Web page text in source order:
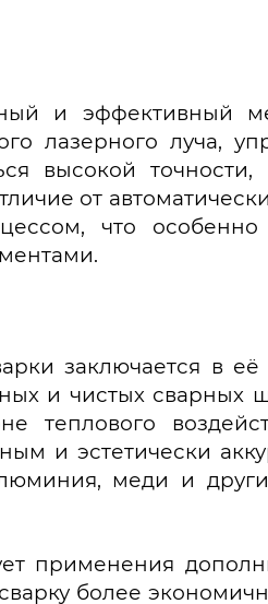
и эффективный
лазерного луча,
высокой
от
что
заключается в
и чистых
теплового
и эстетически
меди и
применения
более